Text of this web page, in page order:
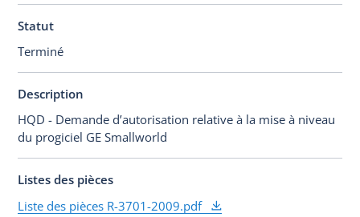
Statut
Terminé
Description
HQD - Demande d’autorisation relative à la mise à niveau
du progiciel GE Smallworld
Listes des pièces
Liste des pièces R-3701-2009.pdf